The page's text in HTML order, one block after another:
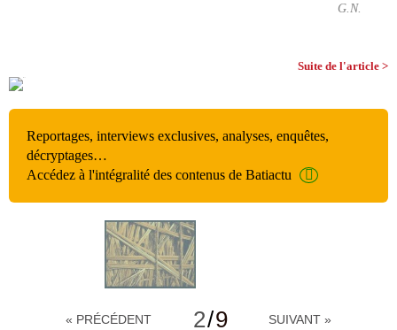
G.N.
Suite de l'article >
Reportages, interviews exclusives, analyses, enquêtes,
décryptages…
Accédez à l'intégralité des contenus de Batiactu
« PRÉCÉDENT 2/9 SUIVANT »